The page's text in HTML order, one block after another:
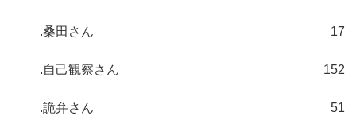
.桑田さん 17
.自己観察さん 152
.詭弁さん 51